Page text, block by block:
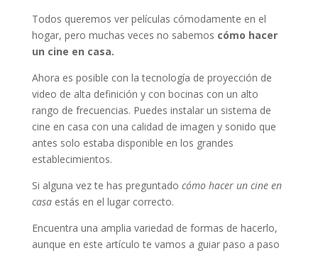
Todos queremos ver películas cómodamente en el
hogar, pero muchas veces no sabemos cómo hacer
un cine en casa.
Ahora es posible con la tecnología de proyección de
video de alta definición y con bocinas con un alto
rango de frecuencias. Puedes instalar un sistema de
cine en casa con una calidad de imagen y sonido que
antes solo estaba disponible en los grandes
establecimientos.
Si alguna vez te has preguntado cómo hacer un cine en
casaestás en el lugar correcto.
Encuentra una amplia variedad de formas de hacerlo,
aunque en este artículo te vamos a guiar paso a paso